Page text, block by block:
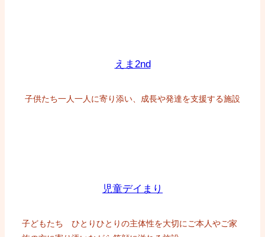
えま2nd
子供たち一人一人に寄り添い、成長や発達を支援する施設
児童デイまり
子どもたち ひとりひとりの主体性を大切にご本人やご家